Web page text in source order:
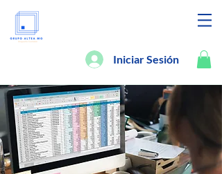
Iniciar Sesión